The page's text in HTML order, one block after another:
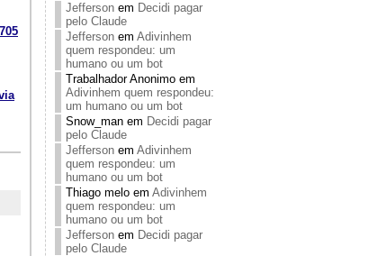
Jefferson em Decidi pagar
pelo Claude
Jefferson em Adivinhem
quem respondeu: um
humano ou um bot
Trabalhador Anonimo em
Adivinhem quem respondeu:
um humano ou um bot
Snow_man em Decidi pagar
pelo Claude
Jefferson em Adivinhem
quem respondeu: um
humano ou um bot
Thiago melo em Adivinhem
quem respondeu: um
humano ou um bot
Jefferson em Decidi pagar
pelo Claude